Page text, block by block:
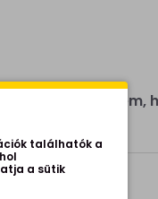
, akkor
találhatók a
a sütik